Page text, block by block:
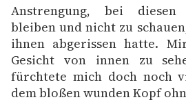
Anstrengung, bei
bleiben und nicht zu
ihnen abgerissen hatte.
Gesicht von innen zu
fürchtete mich doch noch
dem bloßen wunden Kopf